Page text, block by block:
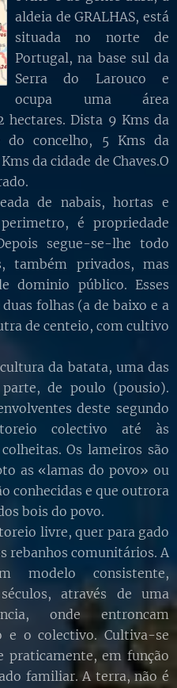
aldeia de GRALHAS, está
situada no norte de
Portugal, na base sul da
Serra do Larouco e
ocupa uma área
hectares. Dista 9 Kms da
do concelho, 5 Kms da
da cidade de Chaves.O
de nabais, hortas e
é propriedade
segue-se-lhe todo
também privados, mas
dominio público. Esses
folhas (a de baixo e a
de centeio, com cultivo
da batata, uma das
de poulo (pousio).
deste segundo
colectivo até às
Os lameiros são
as «lamas do povo» ou
conhecidas e que outrora
bois do povo.
livre, quer para gado
rebanhos comunitários. A
modelo consistente,
através de uma
onde entroncam
e o colectivo. Cultiva-se
praticamente, em função
familiar. A terra, não é